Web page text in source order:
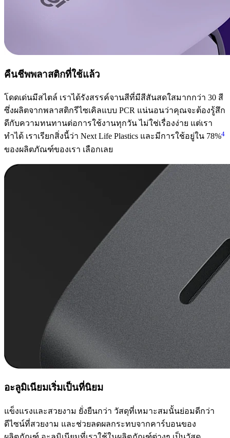
คืนชีพพลาสติกที่ใช้แล้ว
โดดเด่นมีสไตล์ เราได้รังสรรค์จานสีที่มีสีสันสดใสมากกว่า 30 สี
ซึ่งผลิตจากพลาสติกรีไซเคิลแบบ PCR แน่นอนว่าคุณจะต้องรู้สึก
ดีกับความทนทานต่อการใช้งานทุกวัน ไม่ใช่เรื่องง่าย แต่เรา
ทำได้ เราเรียกสิ่งนี้ว่า Next Life Plastics และมีการใช้อยู่ใน 78%4
ของผลิตภัณฑ์ของเรา เลือกเลย
อะลูมิเนียมเริ่มเป็นที่นิยม
แข็งแรงและสวยงาม ยั่งยืนกว่า วัสดุที่เหมาะสมนั้นย่อมดีกว่า
ดีไซน์ที่สวยงาม และช่วยลดผลกระทบจากคาร์บอนของ